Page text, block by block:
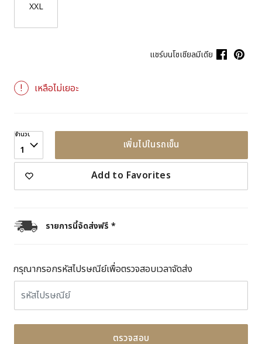
XXL
แชร์บนโซเชียลมีเดีย
เหลือไม่เยอะ
จำนวน
1 เพิ่มไปในรถเข็น
Add to Favorites
รายการนี้จัดส่งฟรี *
กรุณากรอกรหัสไปรษณีย์เพื่อตรวจสอบเวลาจัดส่ง
ตรวจสอบ